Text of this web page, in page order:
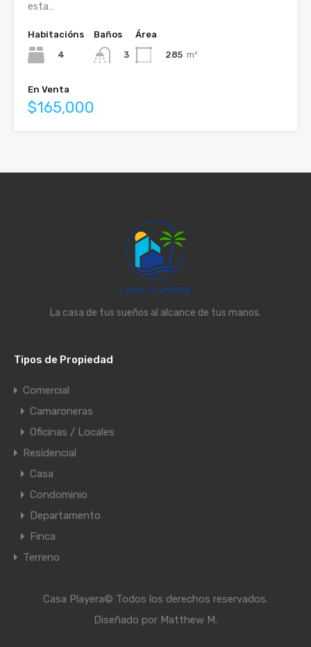
esta…
Habitacións
4
Baños
3
Área
285 m²
En Venta
$165,000
La casa de tus sueños al alcance de tus manos.
Tipos de Propiedad
Comercial
Camaroneras
Oficinas / Locales
Residencial
Casa
Condominio
Departamento
Finca
Terreno
Casa Playera© Todos los derechos reservados.
Diseñado por Matthew M.